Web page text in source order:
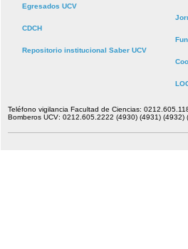
Egresados UCV
CDCH
Repositorio institucional Saber UCV
Teléfono vigilancia Facultad de Ciencias:
Bomberos UCV: 0212.605.2222 (4930) (4931) (4932)